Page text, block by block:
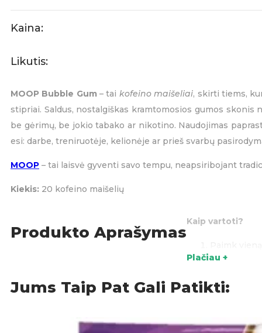
Kaina:
Likutis:
MOOP Bubble Gum– tai kofeino maišeliai, skirti tiems,
stipriai. Saldus, nostalgiškas kramtomosios gumos
be gėrimų, be jokio tabako ar nikotino. Naudojimas
esi: darbe, treniruotėje, kelionėje ar prieš svarbų
MOOP – tai laisvė gyventi savo tempu, neapsiribojant
Kiekis: 20 kofeino maišelių
Produkto Aprašymas
Kaip vartoti?
Laikyk iki
Plačiau +
Jums Taip Pat Gali Patikti: